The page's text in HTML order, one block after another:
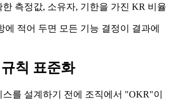
한 측정값, 소유자, 기한을 가진 KR 비율
에 적어 두면 모든 기능 결정이 결과에
칙 표준화
를 설계하기 전에 조직에서 "OKR"이